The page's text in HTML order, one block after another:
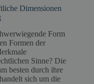
Dimensionen
Form
Formen der
Sinne? Die
besten durch ihre
sich um die